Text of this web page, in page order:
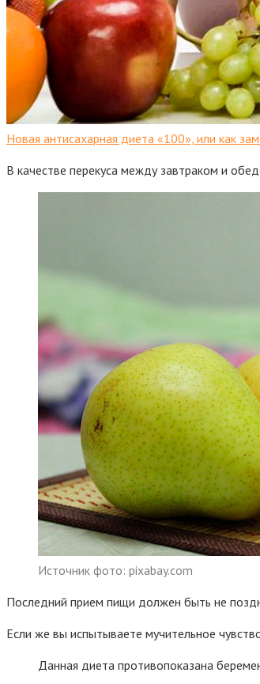
Новая антисахарная диета «100», или как
В качестве перекуса между завтраком и
Источник фото: pixabay.com
Последний прием пищи должен быть не
Если же вы испытываете мучительное
Данная диета противопоказана